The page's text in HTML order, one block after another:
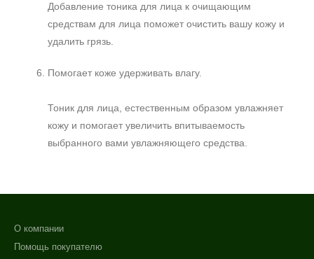
Добавление тоника для лица к очищающим
средствам для лица поможет очистить вашу кожу и
удалить грязь.
Помогает коже удерживать влагу.
Тоник для лица, естественным образом увлажняет
кожу и помогает увеличить впитываемость
выбранного вами увлажняющего средства.
О компании
Помощь покупателю